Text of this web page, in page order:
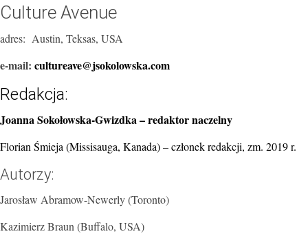
Culture Avenue
adres: Austin, Teksas, USA
e-mail: cultureave@jsokolowska.com
Redakcja:
Joanna Sokołowska-Gwizdka – redaktor naczelny
Florian Śmieja (Missisauga, Kanada) – członek redakcji, zm. 2019 r.
Autorzy:
Jarosław Abramow-Newerly (Toronto)
Kazimierz Braun (Buffalo, USA)